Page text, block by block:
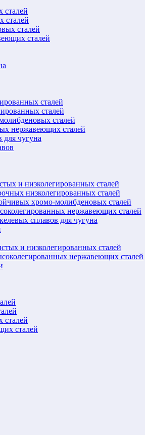
сталей
сталей
сталей
сталей
сталей
сталей
сталей
нержавеющих сталей
чугуна
и низколегированных сталей
низколегированных сталей
хромо-молибденовых сталей
нержавеющих сталей
сплавов для чугуна
и низколегированных сталей
нержавеющих сталей
сталей
сталей